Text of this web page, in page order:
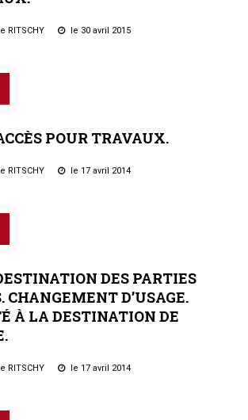
RITSCHY
le 30 avril 2015
POUR TRAVAUX.
RITSCHY
le 17 avril 2014
DES PARTIES
CHANGEMENTD’USAGE.
À LA DESTINATION DE
RITSCHY
le 17 avril 2014